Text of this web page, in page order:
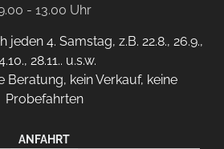
- 13.00 Uhr
4. Samstag, z.B. 22.8., 26.9.,
28.11.. u.s.w.
Beratung, kein Verkauf, keine
Probefahrten
ANFAHRT